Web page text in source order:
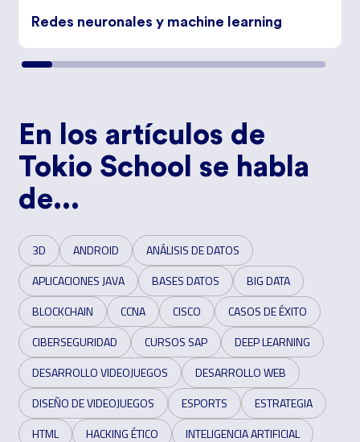
Redes neuronales y machine learning
En los artículos de
Tokio School se habla
de...
3D ANDROID
ANÁLISIS DE DATOS
APLICACIONES JAVA
BASES DATOS
BIG DATA
BLOCKCHAIN
CCNA CISCO
CASOS DE ÉXITO
CIBERSEGURIDAD
CURSOS SAP
DEEP LEARNING
DESARROLLO VIDEOJUEGOS
DESARROLLO WEB
DISEÑO DE VIDEOJUEGOS
ESPORTS
ESTRATEGIA
HTML
HACKING ÉTICO
INTELIGENCIA ARTIFICIAL